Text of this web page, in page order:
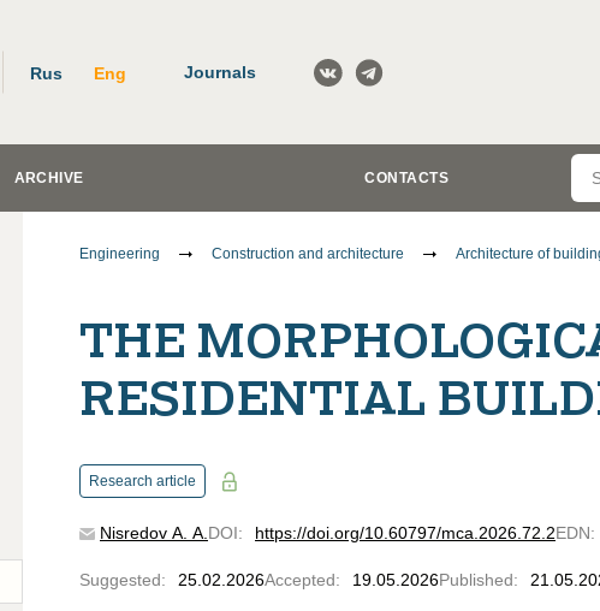
Rus Eng Journals
ARCHIVE CONTACTS
Engineering Construction and architecture Architecture of
THE
RESIDENTIAL
Research article
Nisredov A. A. DOI: https://doi.org/10.60797/mca.2026.72.2EDN:
Suggested: 25.02.2026Accepted: 19.05.2026Published: